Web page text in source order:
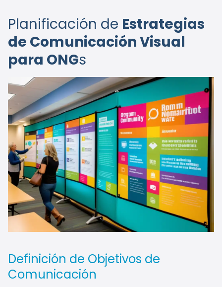
Planificación de Estrategias
de Comunicación Visual
para ONGs
Definición de Objetivos de
Comunicación